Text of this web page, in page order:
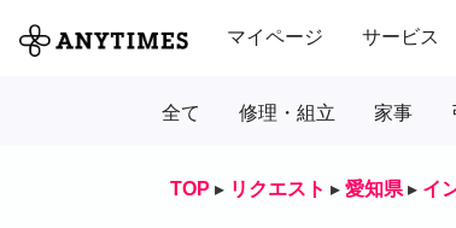
マイページ サービス
全て 修理・組立 家事
TOP ▸ リクエスト ▸ 愛知県 ▸ イ